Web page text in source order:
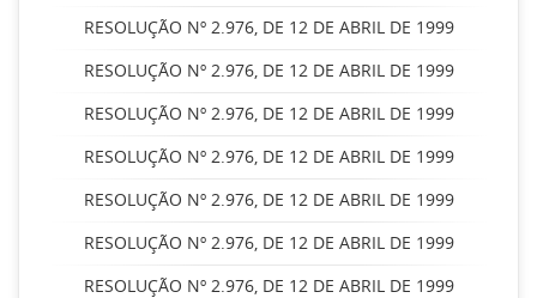
RESOLUÇÃO Nº 2.976, DE 12 DE ABRIL DE 1999
RESOLUÇÃO Nº 2.976, DE 12 DE ABRIL DE 1999
RESOLUÇÃO Nº 2.976, DE 12 DE ABRIL DE 1999
RESOLUÇÃO Nº 2.976, DE 12 DE ABRIL DE 1999
RESOLUÇÃO Nº 2.976, DE 12 DE ABRIL DE 1999
RESOLUÇÃO Nº 2.976, DE 12 DE ABRIL DE 1999
RESOLUÇÃO Nº 2.976, DE 12 DE ABRIL DE 1999